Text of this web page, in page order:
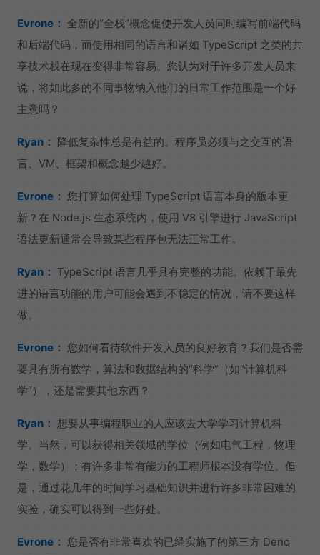
Evrone： 全新的“全栈”概念促使开发人员同时编写前端代码
和后端代码，而使用相同的语言和诸如 TypeScript 之类的共
享技术栈在现在变得非常容易。您认为对于许多开发人员来
说，将如此多的不同事物纳入他们的日常工作范围是一个好
主意吗？
Ryan： 降低复杂性总是有益的。程序员必须与之交互的语
言、VM、框架和概念越少越好。
Evrone： 您打算如何处理 TypeScript 语言本身的版本更
新？在 Node.js 生态系统内，使用 V8 引擎进行 JavaScript
语法更新通常会导致某些程序包无法正常工作。
Ryan： TypeScript 语言几乎具有完整的功能。依赖于最先
进的语言功能的用户可能会遇到不稳定的情况，请不要这样
做。
Evrone： 您如何看待软件开发人员的良好教育？我们是否需
要具有所有数学，算法和数据结构的“科学”（如“计算机科
学”），还是需要其他东西？
Ryan： 想要从事编程职业的人应该去大学学习计算机科
学。当然，可以获得相关领域的学位（例如电气工程，物理
学，数学）；有许多非常有能力的工程师根本没有学位。但
是，通过花几年的时间学习基础知识并进行许多非常困难的
实验，确实可以得到一些好处。
Evrone： 您是否有非常喜欢的已经实施了的第三方 Deno